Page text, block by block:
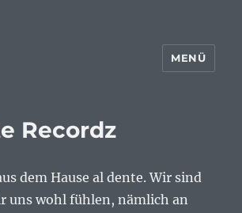
MENÜ
Recordz
dem Hause al dente. Wir sind
uns wohl fühlen, nämlich an